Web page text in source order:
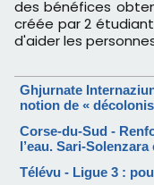
des bénéfices
créée par 2
d'aider les
Ghjurnate
notion de «
Corse-du-Sud -
l’eau. Sari-
Télévu - Ligue 3 :